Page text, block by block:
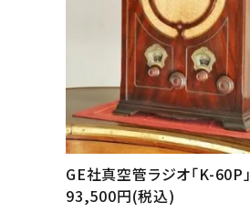
GE社真空管ラジオ「K-60P」
93,500円(税込)